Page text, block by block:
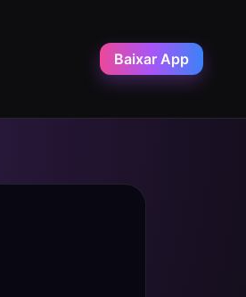
Baixar App